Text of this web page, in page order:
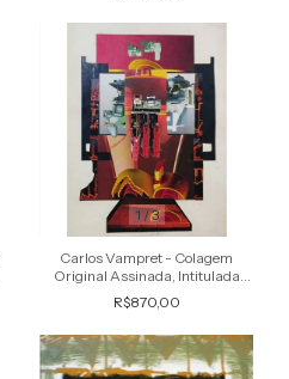
1/3
Carlos Vampret - Colagem
Original Assinada, Intitulada
Reator
R$870,00